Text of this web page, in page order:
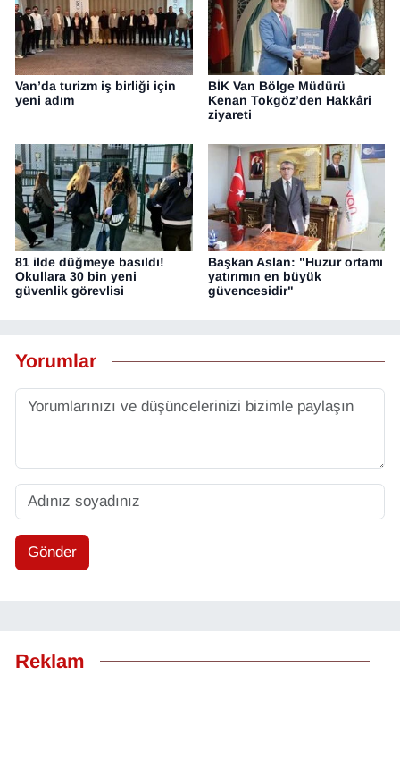
Van’da turizm iş birliği için
yeni adım
BİK Van Bölge Müdürü
Kenan Tokgöz’den Hakkâri
ziyareti
81 ilde düğmeye basıldı!
Okullara 30 bin yeni
güvenlik görevlisi
Başkan Aslan: "Huzur ortamı
yatırımın en büyük
güvencesidir"
Yorumlar
Gönder
Reklam